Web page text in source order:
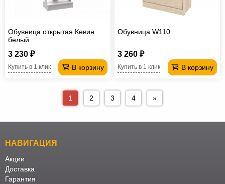
Обувница открытая Кевин
белый
3 230 ₽
В корзину
Купить в 1 клик
Обувница W110
3 260 ₽
В корзину
Купить в 1 клик
1 2 3 4 »
НАВИГАЦИЯ
Акции
Доставка
Гарантия